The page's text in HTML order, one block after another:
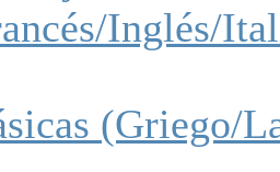
Inglés/
(Griego/